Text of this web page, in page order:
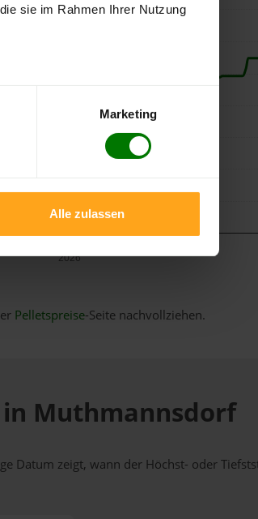
sie im Rahmen Ihrer Nutzung
Marketing
Alle zulassen
2026
Pelletspreise-Seite nachvollziehen.
in Muthmannsdorf
Datum zeigt, wann der Höchst- oder